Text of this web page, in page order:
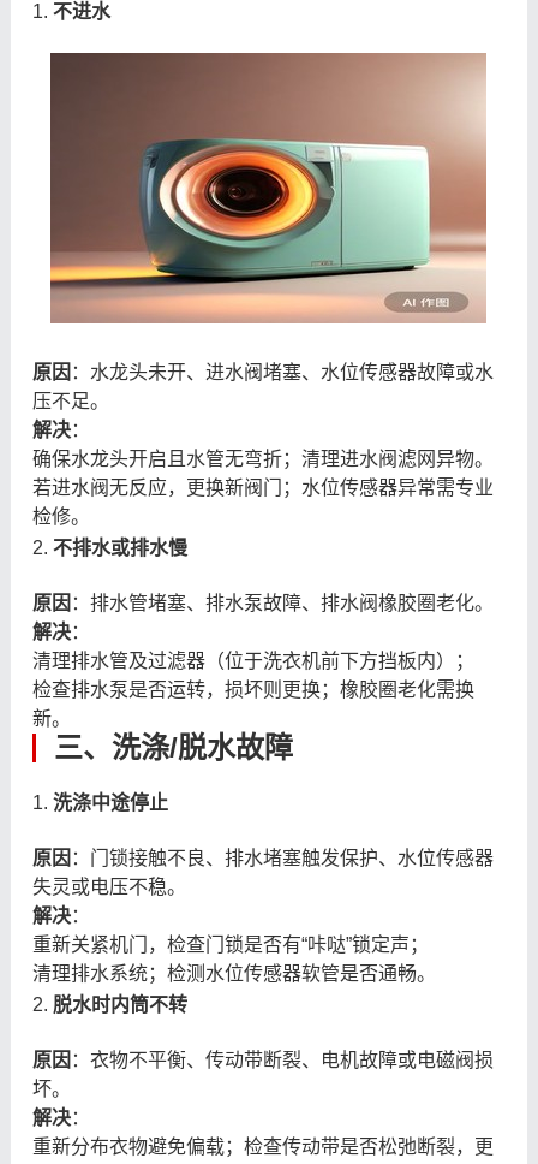
1. 不进水
原因 ：水龙头未开、进水阀堵塞、水位传感器故障或水
压不足。
解决：
确保水龙头开启且水管无弯折；清理进水阀滤网异物。
若进水阀无反应，更换新阀门；水位传感器异常需专业
检修。
2. 不排水或排水慢
原因 ：排水管堵塞、排水泵故障、排水阀橡胶圈老化。
解决：
清理排水管及过滤器（位于洗衣机前下方挡板内）；
检查排水泵是否运转，损坏则更换；橡胶圈老化需换
新。
三、洗涤/脱水故障
1. 洗涤中途停止
原因 ：门锁接触不良、排水堵塞触发保护、水位传感器
失灵或电压不稳。
解决：
重新关紧机门，检查门锁是否有“咔哒”锁定声；
清理排水系统；检测水位传感器软管是否通畅。
2. 脱水时内筒不转
原因 ：衣物不平衡、传动带断裂、电机故障或电磁阀损
坏。
解决：
重新分布衣物避免偏载；检查传动带是否松弛断裂，更